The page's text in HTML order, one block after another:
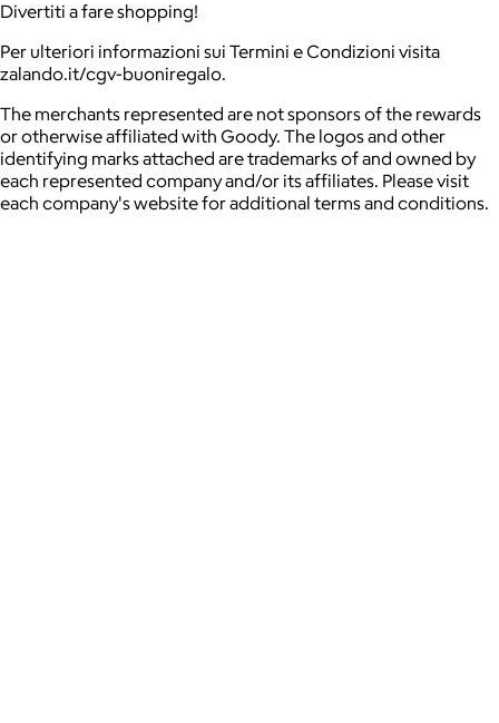
Divertiti a fare shopping!
Per ulteriori informazioni sui Termini e Condizioni visita
zalando.it/cgv-buoniregalo.
The merchants represented are not sponsors of the rewards
or otherwise affiliated with Goody. The logos and other
identifying marks attached are trademarks of and owned by
each represented company and/or its affiliates. Please visit
each company's website for additional terms and conditions.